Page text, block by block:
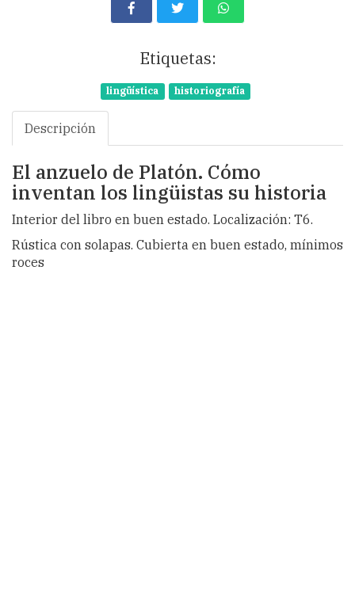
Etiquetas:
lingüística historiografía
Descripción
El anzuelo de Platón. Cómo
inventan los lingüistas su historia
Interior del libro en buen estado. Localización: T6.
Rústica con solapas. Cubierta en buen estado, mínimos
roces